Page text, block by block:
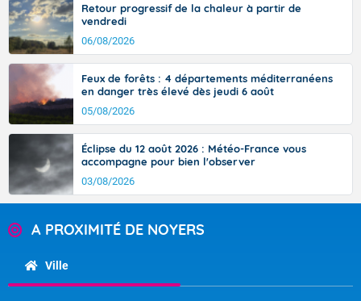
Retour progressif de la chaleur à partir de
vendredi
06/08/2026
Feux de forêts : 4 départements méditerranéens
en danger très élevé dès jeudi 6 août
05/08/2026
Éclipse du 12 août 2026 : Météo-France vous
accompagne pour bien l'observer
03/08/2026
A PROXIMITÉ DE NOYERS
Ville